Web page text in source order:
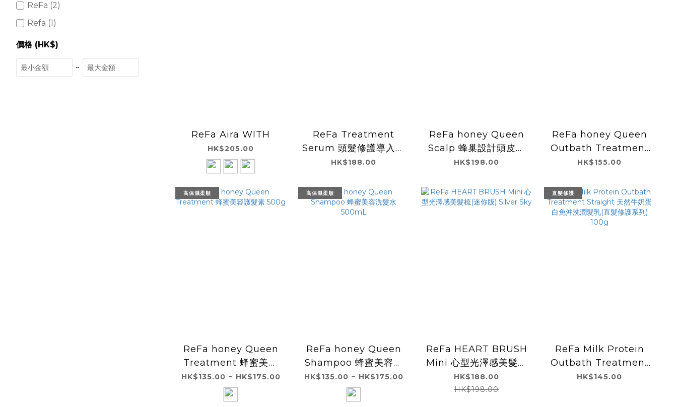
ReFa (2)
Refa (1)
價格 (HK$)
~
ReFa Aira WITH
HK$205.00
ReFa Treatment
Serum 頭髮修護導入精
華150mL
HK$188.00
ReFa honey Queen
Scalp 蜂巢設計頭皮護
理洗髮梳
HK$198.00
ReFa honey Queen
Outbath Treatment
蜂蜜美容免沖水護髮素
HK$155.00
高保濕柔順
ReFa honey Queen
Treatment 蜂蜜美容
護髮素 500g
HK$135.00 ~ HK$175.00
高保濕柔順
ReFa honey Queen
Shampoo 蜂蜜美容洗
髮水 500mL
HK$135.00 ~ HK$175.00
ReFa HEART BRUSH
Mini 心型光澤感美髮梳
(迷你版) Silver Sky
HK$188.00
HK$198.00
直髮修護
ReFa Milk Protein
Outbath Treatment
Straight 天然牛奶蛋白
HK$145.00